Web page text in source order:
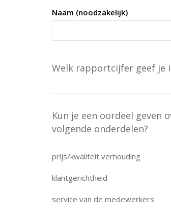
Naam (noodzakelijk)
Welk rapportcijfer geef je
Kun je een oordeel geven
volgende onderdelen?
prijs/kwaliteit verhouding
klantgerichtheid
service van de medewerkers